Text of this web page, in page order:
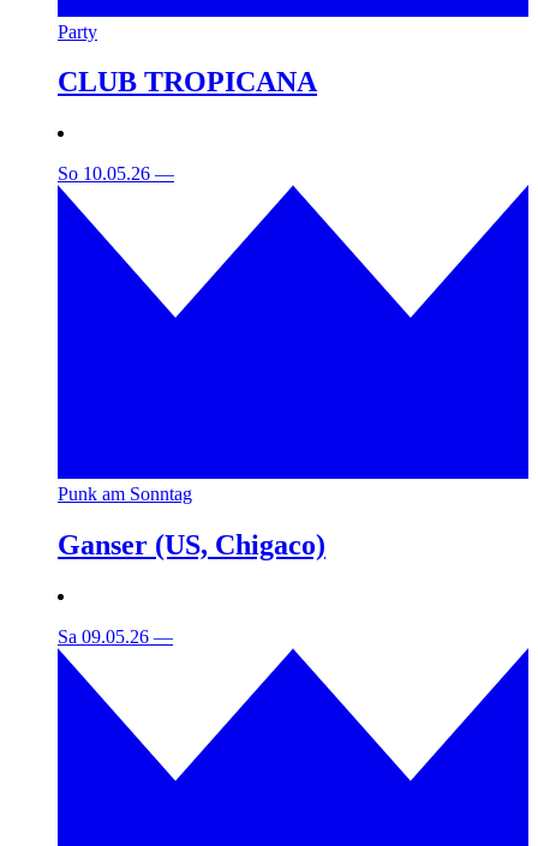
Party
CLUB TROPICANA
So 10.05.26 —
Punk am Sonntag
Ganser (US, Chigaco)
Sa 09.05.26 —